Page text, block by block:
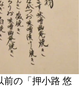
前の「押小路 悠